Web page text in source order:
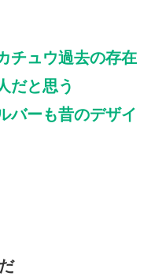
チュウ過去の存在
だと思う
バーも昔のデザイ